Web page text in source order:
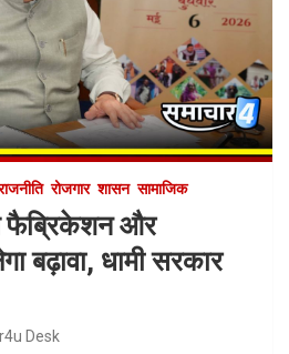
रोजगार शासन सामाजिक
फैब्रिकेशन और
बढ़ावा, धामी सरकार
Desk